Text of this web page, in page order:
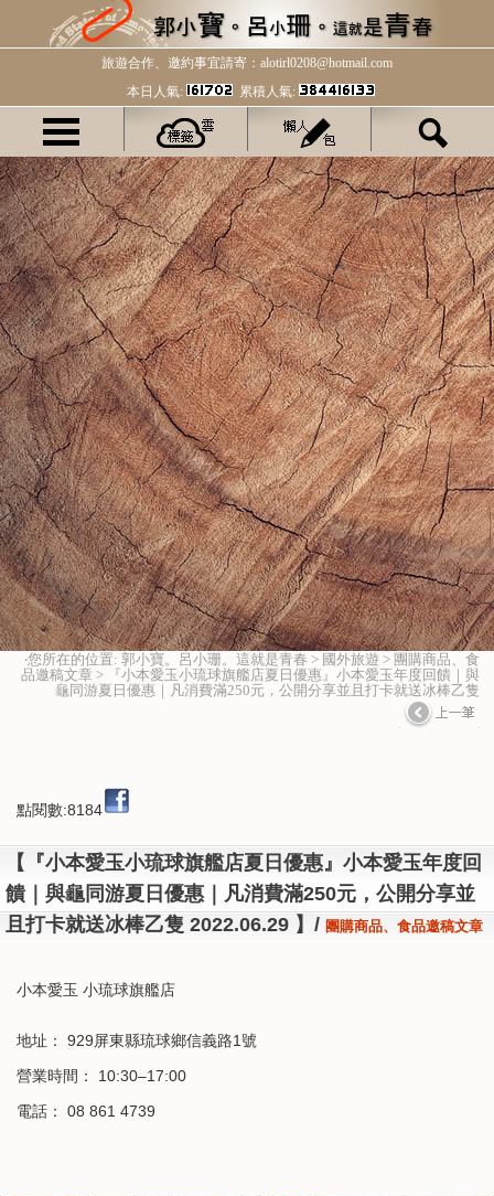
旅遊合作、邀約事宜請寄：alotirl0208@hotmail.com
本日人氣:
累積人氣:
‧您所在的位置: 郭小寶。呂小珊。這就是青春 > 國外旅遊 > 團購商品、食
品邀稿文章 > 『小本愛玉小琉球旗艦店夏日優惠』小本愛玉年度回饋｜與
龜同游夏日優惠｜凡消費滿250元，公開分享並且打卡就送冰棒乙隻
點閱數:8184
【『小本愛玉小琉球旗艦店夏日優惠』小本愛玉年度回
饋｜與龜同游夏日優惠｜凡消費滿250元，公開分享並
且打卡就送冰棒乙隻 2022.06.29 】/ 團購商品、食品邀稿文章
小本愛玉 小琉球旗艦店
地址： 929屏東縣琉球鄉信義路1號
營業時間： 10:30–17:00
電話： 08 861 4739